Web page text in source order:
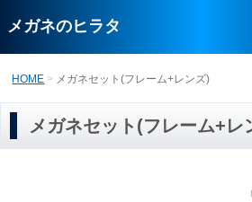
メガネのヒラタ
HOME メガネセット(フレーム+レンズ)
メガネセット(フレーム+レ